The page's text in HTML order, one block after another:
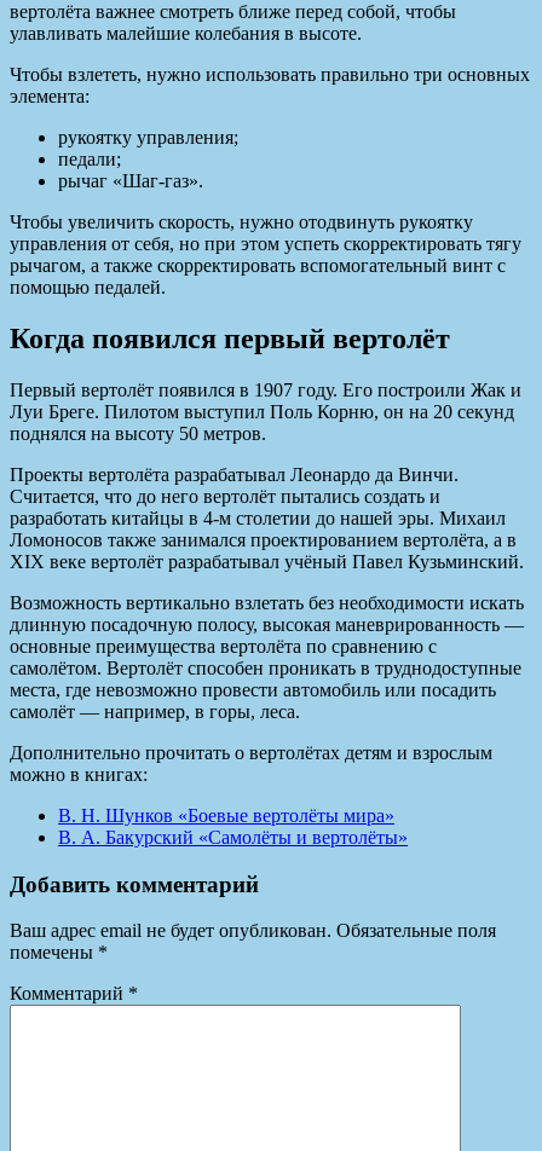
вертолёта важнее смотреть ближе перед собой, чтобы
улавливать малейшие колебания в высоте.
Чтобы взлететь, нужно использовать правильно три основных
элемента:
рукоятку управления;
педали;
рычаг «Шаг-газ».
Чтобы увеличить скорость, нужно отодвинуть рукоятку
управления от себя, но при этом успеть скорректировать тягу
рычагом, а также скорректировать вспомогательный винт с
помощью педалей.
Когда появился первый вертолёт
Первый вертолёт появился в 1907 году. Его построили Жак и
Луи Бреге. Пилотом выступил Поль Корню, он на 20 секунд
поднялся на высоту 50 метров.
Проекты вертолёта разрабатывал Леонардо да Винчи.
Считается, что до него вертолёт пытались создать и
разработать китайцы в 4-м столетии до нашей эры. Михаил
Ломоносов также занимался проектированием вертолёта, а в
XIX веке вертолёт разрабатывал учёный Павел Кузьминский.
Возможность вертикально взлетать без необходимости искать
длинную посадочную полосу, высокая маневрированность —
основные преимущества вертолёта по сравнению с
самолётом. Вертолёт способен проникать в труднодоступные
места, где невозможно провести автомобиль или посадить
самолёт — например, в горы, леса.
Дополнительно прочитать о вертолётах детям и взрослым
можно в книгах:
В. Н. Шунков «Боевые вертолёты мира»
В. А. Бакурский «Самолёты и вертолёты»
Добавить комментарий
Ваш адрес email не будет опубликован. Обязательные поля
помечены *
Комментарий *